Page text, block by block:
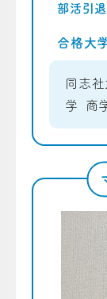
部活引
合格大
同志
学 商